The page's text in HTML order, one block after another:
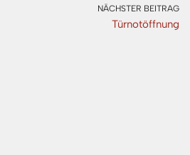
NÄCHSTER BEITRAG
Türnotöffnung